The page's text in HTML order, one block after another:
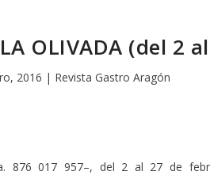
OLIVADA (del 2
2016 | Revista Gastro Aragón
876 017 957–, del 2 al 27 de